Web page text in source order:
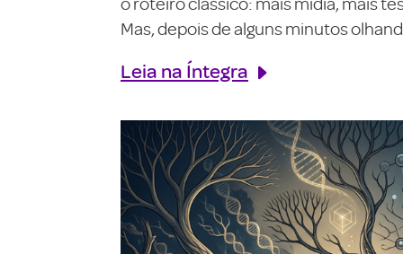
Mas, depois de alguns minutos
Leia na Íntegra